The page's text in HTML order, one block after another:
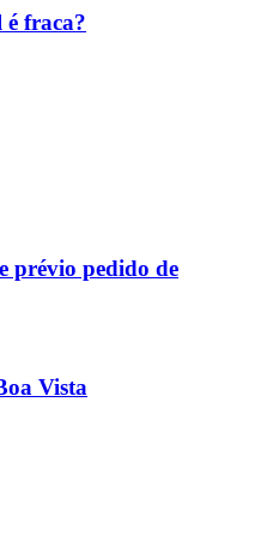
é fraca?
prévio pedido de
Vista